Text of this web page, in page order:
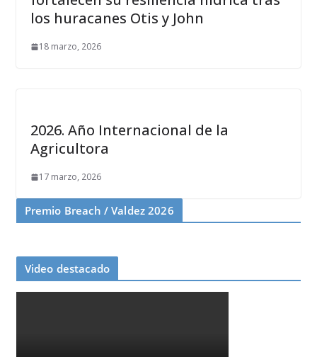
los huracanes Otis y John
18 marzo, 2026
2026. Año Internacional de la
Agricultora
17 marzo, 2026
Premio Breach / Valdez 2026
Video destacado